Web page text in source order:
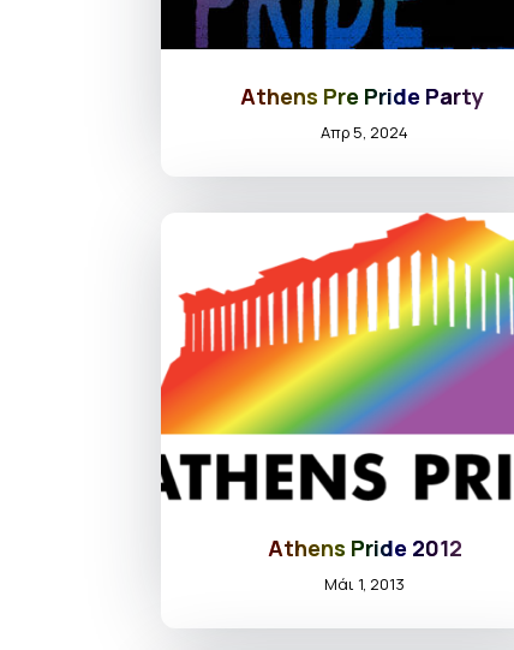
Athens Pre Pride Party
Απρ 5, 2024
Athens Pride 2012
Μάι 1, 2013